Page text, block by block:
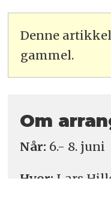
Denne
gammel.
Om
Når: 6.- 8. juni
Hvor: Lars